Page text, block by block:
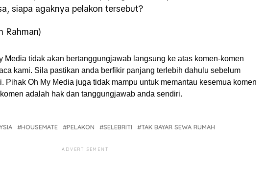
siapa agaknya pelakon tersebut?
Rahman)
Media tidak akan bertanggungjawab langsung ke atas komen-komen
kami. Sila pastikan anda berfikir panjang terlebih dahulu sebelum
Pihak Oh My Media juga tidak mampu untuk memantau kesemua komen
adalah hak dan tanggungjawab anda sendiri.
HOUSEMATE PELAKON SELEBRITI TAK BAYAR SEWA RUMAH
ADVERTISEMENT